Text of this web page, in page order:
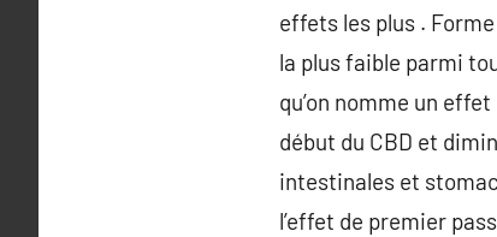
effets les plus .
la plus faible parmi
qu’on nomme un
début du CBD et
intestinales et
l’effet de premier